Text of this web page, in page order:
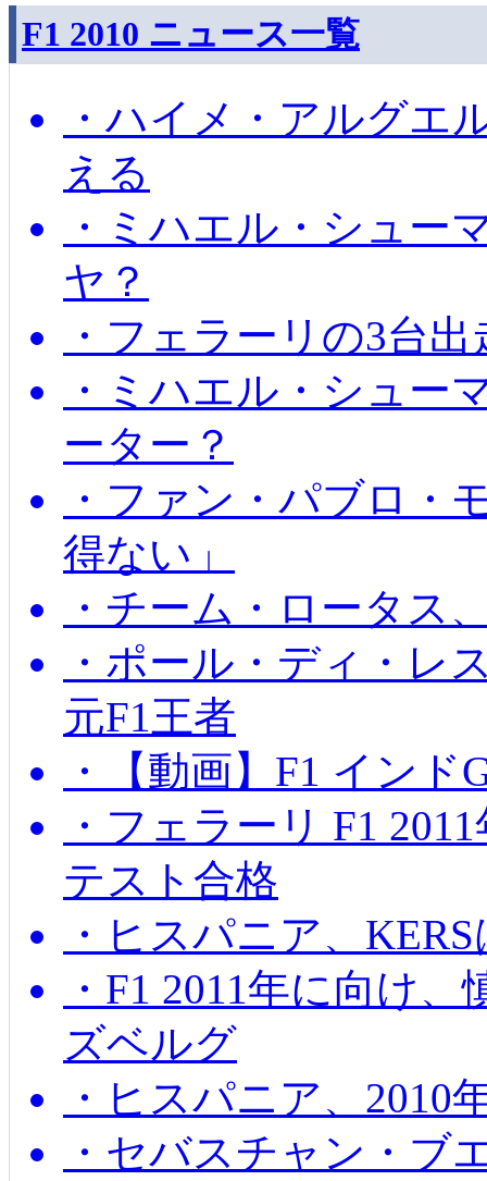
F1 2010 ニュース一覧
・ハイメ・アルグエ
える
・ミハエル・シュー
ヤ？
・フェラーリの3台
・ミハエル・シュー
ーター？
・ファン・パブロ・
得ない」
・チーム・ロータス
・ポール・ディ・レ
元F1王者
・【動画】F1 イン
・フェラーリ F1
テスト合格
・ヒスパニア、
・F1 2011年に向け
ズベルグ
・ヒスパニア、2010
・セバスチャン・ブ